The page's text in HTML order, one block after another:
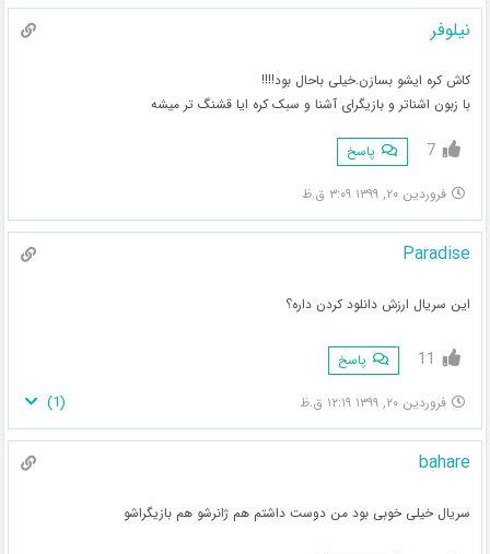
نیلوفر
کاش کره ایشو بسازن.خیلی باحال بود!!!!
با زبون اشناتر و بازیگرای آشنا و سبک کره ایا قشنگ تر میشه
7 پاسخ
فروردین ۲۰, ۱۳۹۹ ۳:۰۹ ق.ظ
Paradise
این سریال ارزش دانلود کردن داره؟
11 پاسخ
فروردین ۲۰, ۱۳۹۹ ۱۲:۱۹ ق.ظ (
1
)
bahare
سریال خیلی خوبی بود من دوست داشتم هم ژانرشو هم بازیگراشو